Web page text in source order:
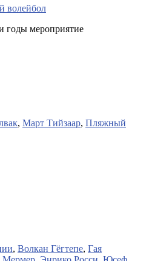
волейбол
годы мероприятие
, Март Тийзаар, Пляжный
, Волкан Гёгтепе, Гая